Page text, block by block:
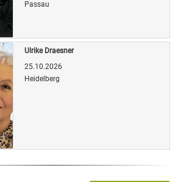
Passau
Ulrike Draesner
25.10.2026
Heidelberg